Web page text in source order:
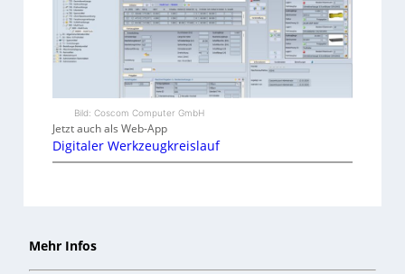
Bild: Coscom Computer GmbH
Jetzt auch als Web-App
Digitaler Werkzeugkreislauf
Mehr Infos